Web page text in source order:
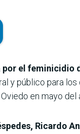
el feminicidio
y público para
en mayo del
Ricardo